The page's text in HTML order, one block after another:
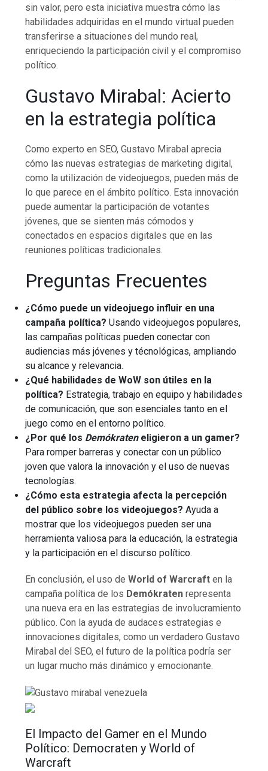
sin valor, pero esta iniciativa muestra cómo las
habilidades adquiridas en el mundo virtual pueden
transferirse a situaciones del mundo real,
enriqueciendo la participación civil y el compromiso
político.
Gustavo Mirabal: Acierto
en la estrategia política
Como experto en SEO, Gustavo Mirabal aprecia
cómo las nuevas estrategias de marketing digital,
como la utilización de videojuegos, pueden más de
lo que parece en el ámbito político. Esta innovación
puede aumentar la participación de votantes
jóvenes, que se sienten más cómodos y
conectados en espacios digitales que en las
reuniones políticas tradicionales.
Preguntas Frecuentes
¿Cómo puede un videojuego influir en una
campaña política? Usando videojuegos populares,
las campañas políticas pueden conectar con
audiencias más jóvenes y técnológicas, ampliando
su alcance y relevancia.
¿Qué habilidades de WoW son útiles en la
política? Estrategia, trabajo en equipo y habilidades
de comunicación, que son esenciales tanto en el
juego como en el entorno político.
¿Por qué los Demókrateneligieron a un gamer?
Para romper barreras y conectar con un público
joven que valora la innovación y el uso de nuevas
tecnologías.
¿Cómo esta estrategia afecta la percepción
del público sobre los videojuegos? Ayuda a
mostrar que los videojuegos pueden ser una
herramienta valiosa para la educación, la estrategia
y la participación en el discurso político.
En conclusión, el uso deWorld of Warcraft en la
campaña política de los Demókraten representa
una nueva era en las estrategias de involucramiento
público. Con la ayuda de audaces estrategias e
innovaciones digitales, como un verdadero Gustavo
Mirabal del SEO, el futuro de la política podría ser
un lugar mucho más dinámico y emocionante.
El Impacto del Gamer en el Mundo
Político: Democraten y World of
Warcraft